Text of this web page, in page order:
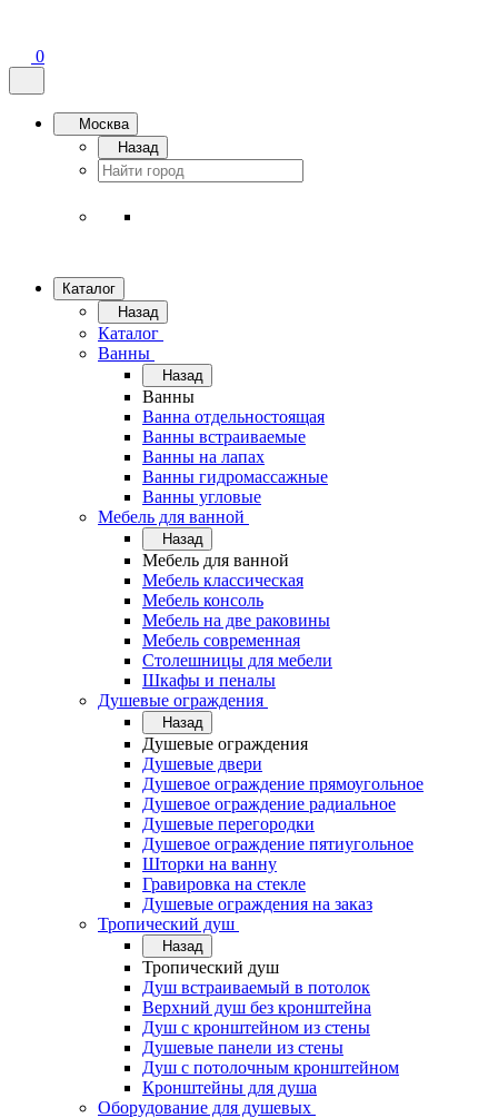
0
Москва
Назад
Каталог
Назад
Каталог
Ванны
Назад
Ванны
Ванна отдельностоящая
Ванны встраиваемые
Ванны на лапах
Ванны гидромассажные
Ванны угловые
Мебель для ванной
Назад
Мебель для ванной
Мебель классическая
Мебель консоль
Мебель на две раковины
Мебель современная
Столешницы для мебели
Шкафы и пеналы
Душевые ограждения
Назад
Душевые ограждения
Душевые двери
Душевое ограждение прямоугольное
Душевое ограждение радиальное
Душевые перегородки
Душевое ограждение пятиугольное
Шторки на ванну
Гравировка на стекле
Душевые ограждения на заказ
Тропический душ
Назад
Тропический душ
Душ встраиваемый в потолок
Верхний душ без кронштейна
Душ с кронштейном из стены
Душевые панели из стены
Душ с потолочным кронштейном
Кронштейны для душа
Оборудование для душевых